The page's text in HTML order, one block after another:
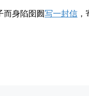
而身陷囹囫写一封信